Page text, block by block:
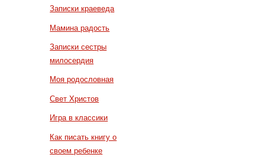
Записки краеведа
Мамина радость
Записки сестры
милосердия
Моя родословная
Свет Христов
Игра в классики
Как писать книгу о
своем ребенке